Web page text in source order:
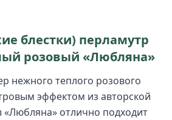
блестки) перламутр
розовый «Любляна»
нежного теплого розового
эффектом из авторской
«Любляна» отлично подходит